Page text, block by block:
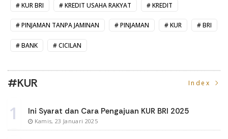
KUR BRI KREDIT USAHA RAKYAT KREDIT
PINJAMAN TANPA JAMINAN PINJAMAN KUR BRI
BANK CICILAN
#KUR Index
1 Ini Syarat dan Cara Pengajuan KUR BRI 2025
Kamis, 23 Januari 2025